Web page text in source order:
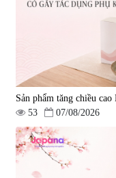
Sản phẩm tăng chiều
53
07/08/2026